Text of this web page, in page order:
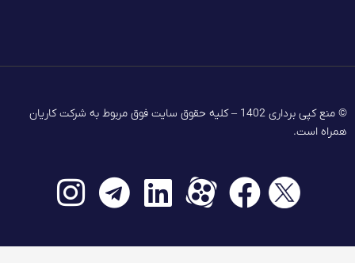
© منع کپی برداری 1402 – کلیه حقوق سایت فوق مربوط به شرکت کاریان
همراه است.